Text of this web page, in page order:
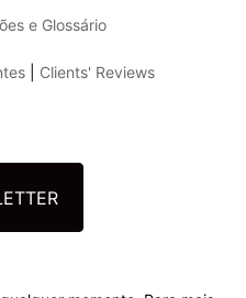
e Glossário
Clients' Reviews